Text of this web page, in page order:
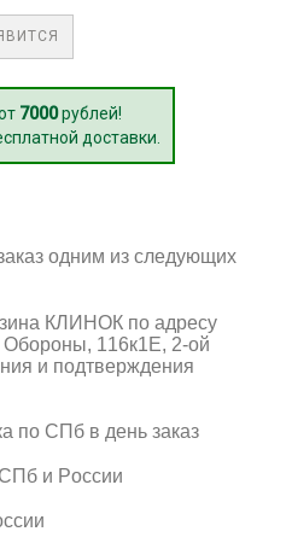
7000рублей!
доставки.
одним из следующих
КЛИНОК по адресу
116к1Е, 2-ой
и подтверждения
по СПб в день заказ
и России